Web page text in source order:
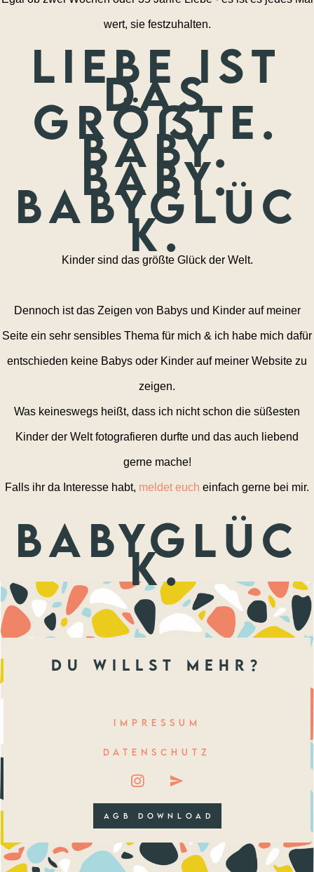
wert, sie festzuhalten.
Liebe ist
das
größte.
Baby.
Baby.
Babyglüc
k.
Kinder sind das größte Glück der Welt.
Dennoch ist das Zeigen von Babys und Kinder auf meiner
Seite ein sehr sensibles Thema für mich & ich habe mich dafür
entschieden keine Babys oder Kinder auf meiner Website zu
zeigen.
Was keineswegs heißt, dass ich nicht schon die süßesten
Kinder der Welt fotografieren durfte und das auch liebend
gerne mache!
Falls ihr da Interesse habt, meldet euch einfach gerne bei mir.
Babyglüc
k.
du willst mehr?
IMPRESSUM
DATENSCHUTZ
AGB DOWNLOAD